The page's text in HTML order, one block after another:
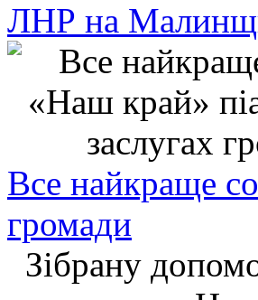
ЛНР на
Все найкраще
громади
Зібрану